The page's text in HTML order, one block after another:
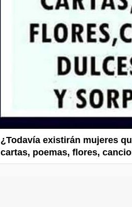
¿Todavía existirán mujeres
cartas, poemas, flores,